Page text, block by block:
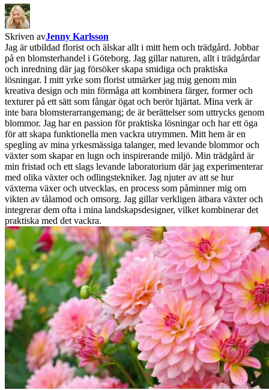
Skriven avJenny Karlsson
Jag är utbildad florist och älskar allt i mitt hem och trädgård. Jobbar
på en blomsterhandel i Göteborg. Jag gillar naturen, allt i trädgårdar
och inredning där jag försöker skapa smidiga och praktiska
lösningar. I mitt yrke som florist utmärker jag mig genom min
kreativa design och min förmåga att kombinera färger, former och
texturer på ett sätt som fångar ögat och berör hjärtat. Mina verk är
inte bara blomsterarrangemang; de är berättelser som uttrycks genom
blommor. Jag har en passion för praktiska lösningar och har ett öga
för att skapa funktionella men vackra utrymmen. Mitt hem är en
spegling av mina yrkesmässiga talanger, med levande blommor och
växter som skapar en lugn och inspirerande miljö. Min trädgård är
min fristad och ett slags levande laboratorium där jag experimenterar
med olika växter och odlingstekniker. Jag njuter av att se hur
växterna växer och utvecklas, en process som påminner mig om
vikten av tålamod och omsorg. Jag gillar verkligen ätbara växter och
integrerar dem ofta i mina landskapsdesigner, vilket kombinerar det
praktiska med det vackra.